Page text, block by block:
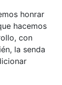
honrar
hacemos
con
la senda